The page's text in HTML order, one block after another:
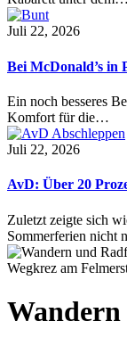
Juli 22, 2026
Bei McDonald’s
Ein noch besseres
Komfort für die…
Juli 22, 2026
AvD: Über 20
Zuletzt zeigte sich
Sommerferien nicht
Wegkrez am